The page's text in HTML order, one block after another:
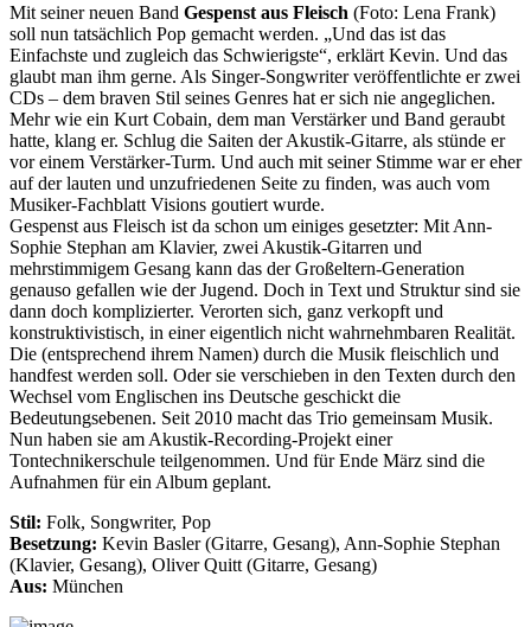
Mit seiner neuen Band Gespenst aus Fleisch (Foto: Lena Frank)
soll nun tatsächlich Pop gemacht werden. „Und das ist das
Einfachste und zugleich das Schwierigste“, erklärt Kevin. Und das
glaubt man ihm gerne. Als Singer-Songwriter veröffentlichte er zwei
CDs – dem braven Stil seines Genres hat er sich nie angeglichen.
Mehr wie ein Kurt Cobain, dem man Verstärker und Band geraubt
hatte, klang er. Schlug die Saiten der Akustik-Gitarre, als stünde er
vor einem Verstärker-Turm. Und auch mit seiner Stimme war er eher
auf der lauten und unzufriedenen Seite zu finden, was auch vom
Musiker-Fachblatt Visions goutiert wurde.
Gespenst aus Fleisch ist da schon um einiges gesetzter: Mit Ann-
Sophie Stephan am Klavier, zwei Akustik-Gitarren und
mehrstimmigem Gesang kann das der Großeltern-Generation
genauso gefallen wie der Jugend. Doch in Text und Struktur sind sie
dann doch komplizierter. Verorten sich, ganz verkopft und
konstruktivistisch, in einer eigentlich nicht wahrnehmbaren Realität.
Die (entsprechend ihrem Namen) durch die Musik fleischlich und
handfest werden soll. Oder sie verschieben in den Texten durch den
Wechsel vom Englischen ins Deutsche geschickt die
Bedeutungsebenen. Seit 2010 macht das Trio gemeinsam Musik.
Nun haben sie am Akustik-Recording-Projekt einer
Tontechnikerschule teilgenommen. Und für Ende März sind die
Aufnahmen für ein Album geplant.
Stil: Folk, Songwriter, Pop
Besetzung: Kevin Basler (Gitarre, Gesang), Ann-Sophie Stephan
(Klavier, Gesang), Oliver Quitt (Gitarre, Gesang)
Aus: München